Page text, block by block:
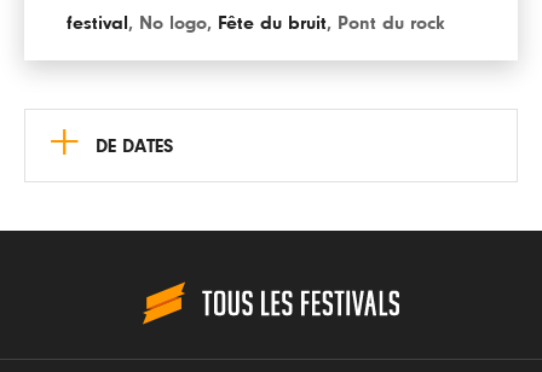
festival , No logo, Fête du bruit, Pont du rock
+ DE DATES